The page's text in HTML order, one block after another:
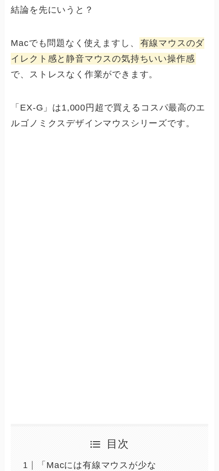
結論を先にいうと？
Macでも問題なく使えますし、
有線マウスのダ
イレクト感と静音マウスの気持ちいい操作感
で、ストレスなく作業ができます。
「EX-G」は1,000円超で買えるコスパ最高のエ
ルゴノミクスデザインマウスシリーズです。
目次
「Macには有線マウスが少な